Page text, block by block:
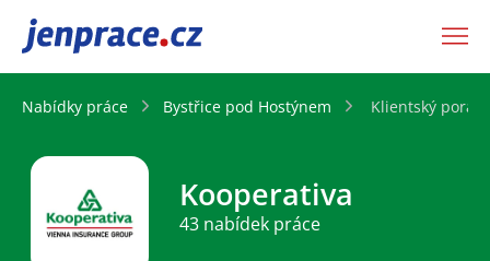
JenPráce.cz
Nabídky práce Bystřice pod Hostýnem Klientský
Kooperativa
43 nabídek práce